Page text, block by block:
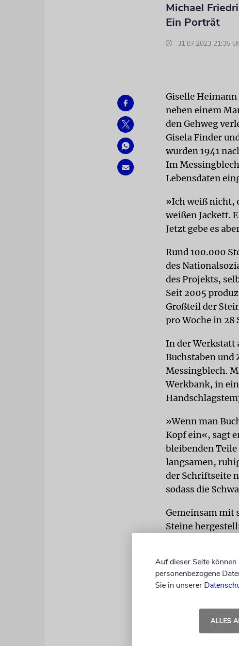
Michael
Ein Porträt
31.07.2023 21:35
Giselle
neben einem
den Gehweg
Gisela Finder
wurden 1941
Im
Lebensdaten
»Ich weiß nicht,
weißen Jackett.
Jetzt gebe es
Rund 100.000
des
des Projekts,
Seit 2005
Großteil der
pro Woche in 28
In der Werkstatt
Buchstaben und
Messingblech.
Werkbank, in
»Wenn man
Kopf ein«, sagt
bleibenden
langsamen,
der Schriftseite
sodass die
Gemeinsam mit
Steine
Er sei unter
Reich geschert
Friedlaender.
sich Friedrichs
an
Auf dieser Seite
personenbezogene
Sie in unserer
ALLES